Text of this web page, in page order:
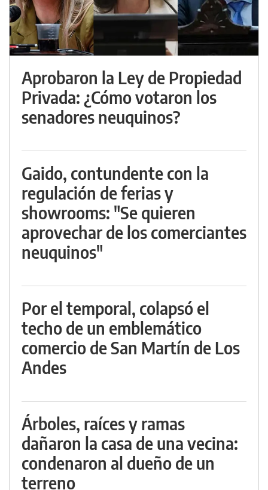
Aprobaron la Ley de Propiedad
Privada: ¿Cómo votaron los
senadores neuquinos?
Gaido, contundente con la
regulación de ferias y
showrooms: "Se quieren
aprovechar de los comerciantes
neuquinos"
Por el temporal, colapsó el
techo de un emblemático
comercio de San Martín de Los
Andes
Árboles, raíces y ramas
dañaron la casa de una vecina:
condenaron al dueño de un
terreno